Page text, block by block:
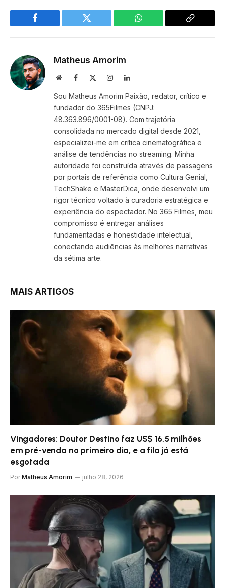
Facebook Twitter WhatsApp
Copy
Matheus Amorim
WebsiteFacebook InstagramLinkedIn
Sou Matheus Amorim Paixão, redator, crítico e
fundador do 365Filmes (CNPJ:
48.363.896/0001-08). Com trajetória
consolidada no mercado digital desde 2021,
especializei-me em crítica cinematográfica e
análise de tendências no streaming. Minha
autoridade foi construída através de passagens
por portais de referência como Cultura Genial,
TechShake e MasterDica, onde desenvolvi um
rigor técnico voltado à curadoria estratégica e
experiência do espectador. No 365 Filmes, meu
compromisso é entregar análises
fundamentadas e honestidade intelectual,
conectando audiências às melhores narrativas
da sétima arte.
MAIS ARTIGOS
Vingadores: Doutor Destino faz US$ 16,5 milhões
em pré-venda no primeiro dia, e a fila já está
esgotada
Por Matheus Amorim julho 28, 2026